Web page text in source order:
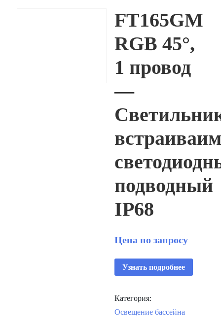
FT165GM
RGB 45°,
1 провод
—
подводный
IP68
Цена по запросу
Узнать подробнее
Категория:
Освещение бассейна